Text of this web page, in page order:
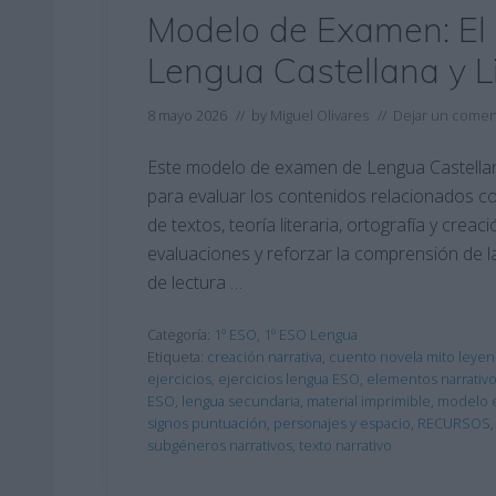
Modelo de Examen:
Lengua Castellana y
8 mayo 2026 // by Miguel Olivares // Dejar un
Este modelo de examen de Lengua
para evaluar los contenidos relacionados
de textos, teoría literaria, ortografía y
evaluaciones y reforzar la comprensión de
de lectura …
Categoría: 1º ESO, 1º ESO Lengua
Etiqueta: creación narrativa, cuento novela mito
ejercicios, ejercicios lengua ESO, elementos
ESO, lengua secundaria, material imprimible, modelo
signos puntuación, personajes y espacio, RECURSOS,
subgéneros narrativos, texto narrativo